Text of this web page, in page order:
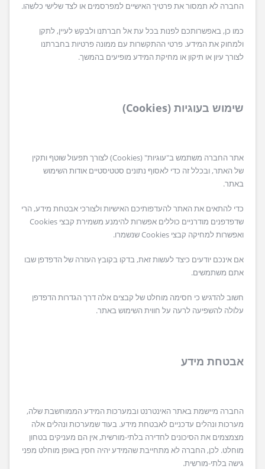
החברה לא תמסור את פרטיך האישיים למפרסמים או לצד שלישי כלשהו.
כמו כן, באפשרותכם לפנות בכל עת אל חברתנו ולבקש לעיין, לתקן
ולמחוק את המידע. פרטי ההתקשרות עם ממונה פרטיות בחברתנו
לצורך עיון או תיקון או מחיקת המידע מופיעים בהמשך.
שימוש בעוגיות (Cookies)
אתר החברה משתמש ב"עוגיות" (Cookies) לצורך תפעול שוטף ותקין
של האתר, ובכלל זה כדי לאסוף נתונים סטטיסטיים אודות השימוש
באתר.
כדי להתאים את האתר להעדפותיכם האישיות ולצורכי אבטחת מידע, הרי
שדפדפנים מודרניים כוללים אפשרות להימנע משמירת קבצי Cookies
ואפשרות למחיקה קבצי Cookies שנשמרו.
אם אינכם יודעים כיצד לעשות זאת, בדקו בקובץ העזרה של הדפדפן שבו
אתם משתמשים.
חשוב להדגיש כי חסימה מוחלט של קבצים אלה דרך הגדרות הדפדפן
עלולה להשפיעה לרעה על חווית השימוש באתר.
אבטחת מידע
החברה מיישמת באתר האינטרנט ובמערכות המידע הממוחשבת שלה,
מערכות ונהלים עדכניים לאבטחת מידע. בעוד שמערכות ונהלים אלה
מצמצמים את הסיכונים לחדירה בלתי-מורשית, אין הם מעניקים בטחון
מוחלט. לכן, החברה לא מתחייבת שהמידע יהיה חסין באופן מוחלט מפני
גישה בלתי-מורשית.